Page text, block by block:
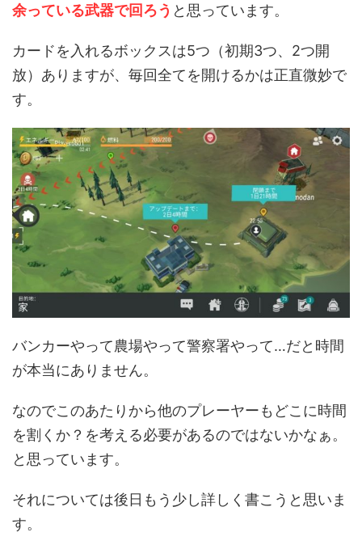
余っている武器で回ろう と思っています。
カードを入れるボックスは5つ（初期3つ、2つ開
放）ありますが、毎回全てを開けるかは正直微妙で
す。
バンカーやって農場やって警察署やって…だと時間
が本当にありません。
なのでこのあたりから他のプレーヤーもどこに時間
を割くか？を考える必要があるのではないかなぁ。
と思っています。
それについては後日もう少し詳しく書こうと思いま
す。